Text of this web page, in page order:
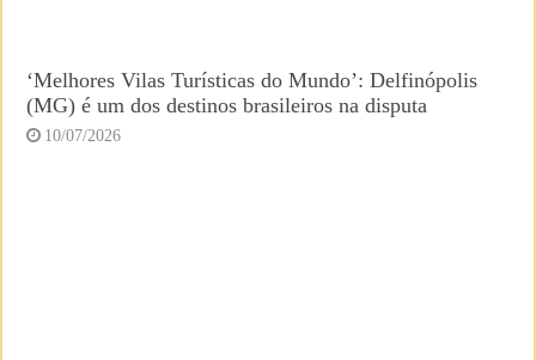
‘Melhores Vilas Turísticas do Mundo’: Delfinópolis
(MG) é um dos destinos brasileiros na disputa
10/07/2026